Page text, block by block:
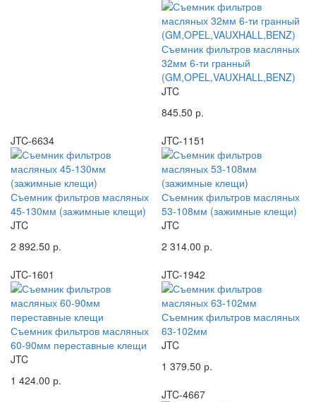
Съемник фильтров масляных
32мм 6-ти гранный
(GM,OPEL,VAUXHALL,BENZ)
JTC
845.50 р.
JTC-6634
Съемник фильтров масляных
45-130мм (зажимные клещи)
JTC
2 892.50 р.
JTC-1151
Съемник фильтров масляных
53-108мм (зажимные клещи)
JTC
2 314.00 р.
JTC-1601
Съемник фильтров масляных
60-90мм переставные клещи
JTC
1 424.00 р.
JTC-1942
Съемник фильтров масляных
63-102мм
JTC
1 379.50 р.
JTC-4667